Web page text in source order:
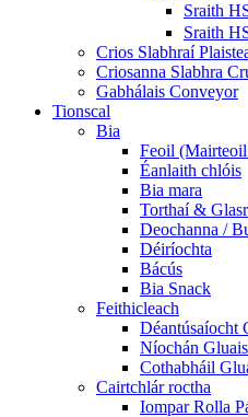
Sraith
Sraith
Crios Slabhraí
Criosanna Slabhra
Gabhálais Conveyor
Tionscal
Bia
Feoil
Éanlaith chlóis
Bia mara
Torthaí &
Deochanna /
Déiríochta
Bácús
Bia Snack
Feithicleach
Déantúsaíocht
Níochán
Cothabháil
Cairtchlár roctha
Iompar Rolla